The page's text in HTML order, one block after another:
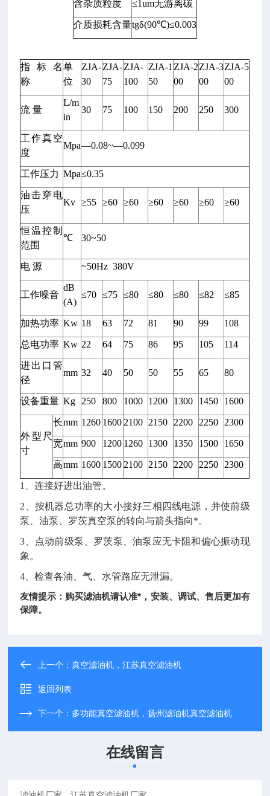
含杂质粒度 ≤1um无游离碳
介质损耗含量tgδ(90℃)≤0.003
指 标 名
称
单
位
ZJA-
30
ZJA-
75
ZJA-
100
ZJA-1
50
ZJA-2
00
ZJA-3
00
ZJA-5
00
流 量
L/m
in
30 75 100 150 200 250 300
工作真空
度
Mpa—0.08~—0.099
工作压力 Mpa≤0.35
油击穿电
压
Kv ≥55 ≥60 ≥60 ≥60 ≥60 ≥60 ≥60
恒温控制
范围
℃ 30~50
电 源 ~50Hz 380V
工作噪音
dB
(A)
≤70 ≤75 ≤80 ≤80 ≤80 ≤82 ≤85
加热功率 Kw 18 63 72 81 90 99 108
总电功率 Kw 22 64 75 86 95 105 114
进出口管
径
mm 32 40 50 50 55 65 80
设备重量 Kg 250 800 1000 1200 1300 1450 1600
外型尺
寸
长mm 1260 1600 2100 2150 2200 2250 2300
宽mm 900 1200 1260 1300 1350 1500 1650
高mm 1600 1500 2100 2150 2200 2250 2300
1、连接好进出油管。
2、按机器总功率的大小接好三相四线电源，并使前级
泵、油泵、罗茨真空泵的转向与箭头指向*。
3、点动前级泵、罗茨泵、油泵应无卡阻和偏心振动现
象。
4、检查各油、气、水管路应无泄漏。
友情提示：购买滤油机请认准*，安装、调试、售后更加有
保障。
上一个：真空滤油机，江苏真空滤油机
返回列表
下一个： 多功能真空滤油机，扬州滤油机真空滤油机
在线留言